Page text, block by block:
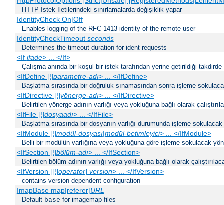
HTTP İstek İletilerindeki sınırlamalarda değişiklik yapar
IdentityCheck On|Off
Enables logging of the RFC 1413 identity of the remote user
IdentityCheckTimeout seconds
Determines the timeout duration for ident requests
<If ifade> ... </If>
Çalışma anında bir koşul bir istek tarafından yerine getirildiği takdirde
<IfDefine [!]parametre-adı> ... </IfDefine>
Başlatma sırasında bir doğruluk sınamasından sonra işleme
<IfDirective [!]yönerge-adı> ... </IfDirective>
Belirtilen yönerge adının varlığı veya yokluğuna bağlı olarak
<IfFile [!]dosyaadı> ... </IfFile>
Başlatma sırasında bir dosyanın varlığı durumunda işleme
<IfModule [!]modül-dosyası|modül-betimleyici> ... </IfModule>
Belli bir modülün varlığına veya yokluğuna göre işleme sokulacak
<IfSection [!]bölüm-adı> ... </IfSection>
Belirtilen bölüm adının varlığı veya yokluğuna bağlı olarak
<IfVersion [[!]operator] version> ... </IfVersion>
contains version dependent configuration
ImapBase map|referer|URL
Default base for imagemap files